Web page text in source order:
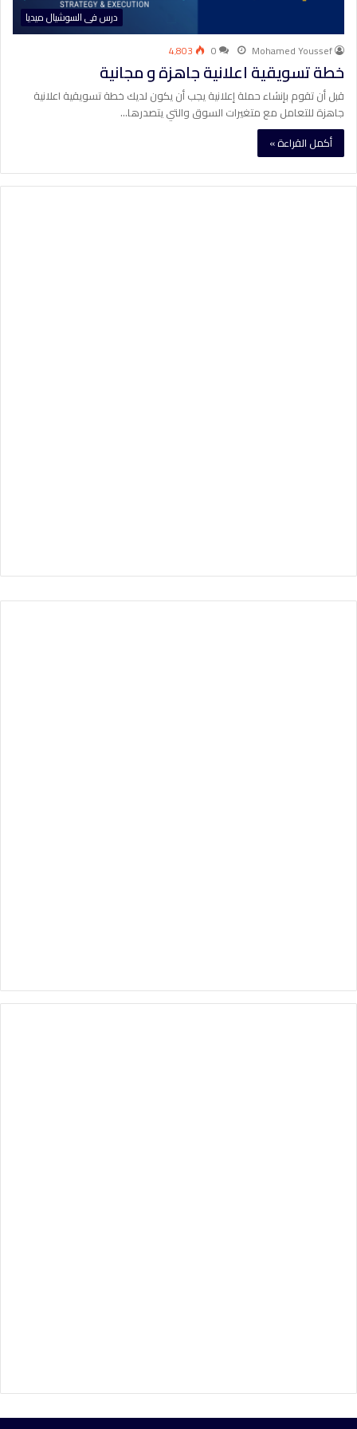
درس فى السوشيال ميديا
Mohamed Youssef
0 4٬803
خطة تسويقية اعلانية جاهزة و مجانية
قبل أن تقوم بإنشاء حملة إعلانية يجب أن يكون لديك خطة تسويقية اعلانية
جاهزة للتعامل مع متغيرات السوق والتي يتصدرها…
أكمل القراءة »